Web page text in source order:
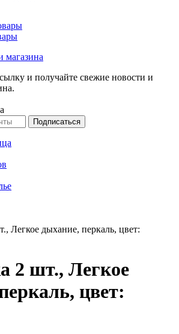
магазина
и получайте свежие новости и
Легкое дыхание, перкаль, цвет:
2 шт., Легкое
цвет: